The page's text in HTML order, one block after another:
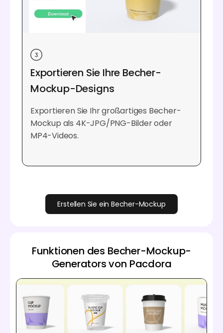
Exportieren Sie Ihre Becher-
Mockup-Designs
Exportieren Sie Ihr großartiges Becher-
Mockup als 4K-JPG/PNG-Bilder oder
MP4-Videos.
Erstellen Sie ein Becher-Mockup
Funktionen des Becher-Mockup-
Generators von Pacdora